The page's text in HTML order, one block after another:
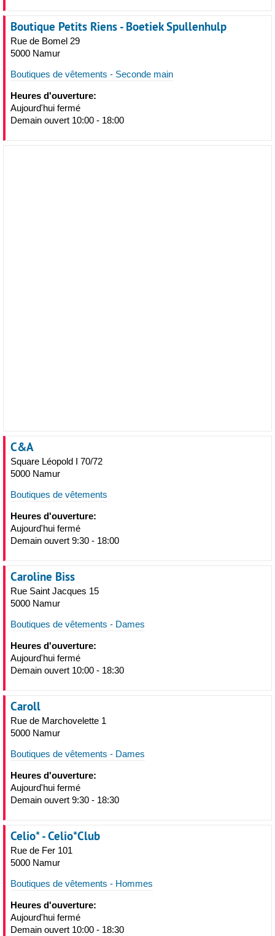
Boutique Petits Riens - Boetiek Spullenhulp
Rue de Bomel 29
5000 Namur
Boutiques de vêtements - Seconde main
Heures d'ouverture:
Aujourd'hui fermé
Demain ouvert 10:00 - 18:00
C&A
Square Léopold I 70/72
5000 Namur
Boutiques de vêtements
Heures d'ouverture:
Aujourd'hui fermé
Demain ouvert 9:30 - 18:00
Caroline Biss
Rue Saint Jacques 15
5000 Namur
Boutiques de vêtements - Dames
Heures d'ouverture:
Aujourd'hui fermé
Demain ouvert 10:00 - 18:30
Caroll
Rue de Marchovelette 1
5000 Namur
Boutiques de vêtements - Dames
Heures d'ouverture:
Aujourd'hui fermé
Demain ouvert 9:30 - 18:30
Celio* - Celio*Club
Rue de Fer 101
5000 Namur
Boutiques de vêtements - Hommes
Heures d'ouverture:
Aujourd'hui fermé
Demain ouvert 10:00 - 18:30